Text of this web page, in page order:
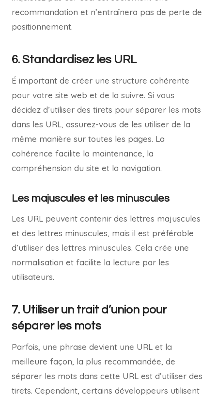
recommandation et n’entraînera pas de perte de
positionnement.
6. Standardisez les URL
É important de créer une structure cohérente
pour votre site web et de la suivre. Si vous
décidez d’utiliser des tirets pour séparer les mots
dans les URL, assurez-vous de les utiliser de la
même manière sur toutes les pages. La
cohérence facilite la maintenance, la
compréhension du site et la navigation.
Les majuscules et les minuscules
Les URL peuvent contenir des lettres majuscules
et des lettres minuscules, mais il est préférable
d’utiliser des lettres minuscules. Cela crée une
normalisation et facilite la lecture par les
utilisateurs.
7. Utiliser un trait d’union pour
séparer les mots
Parfois, une phrase devient une URL et la
meilleure façon, la plus recommandée, de
séparer les mots dans cette URL est d’utiliser des
tirets. Cependant, certains développeurs utilisent